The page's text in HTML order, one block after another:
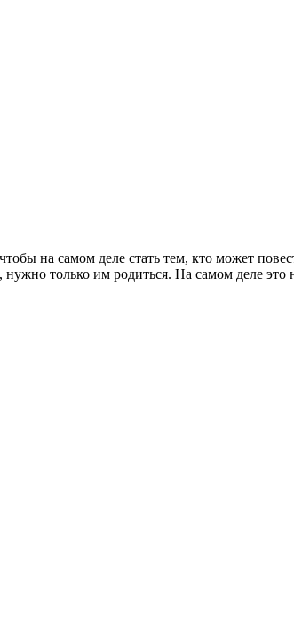
на самом деле стать тем, кто может
только им родиться. На самом деле